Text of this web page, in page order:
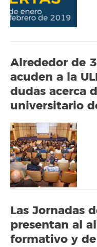
Alrededor de
acuden a la
dudas acerca
universitario
Las Jornadas
presentan al
formativo y de